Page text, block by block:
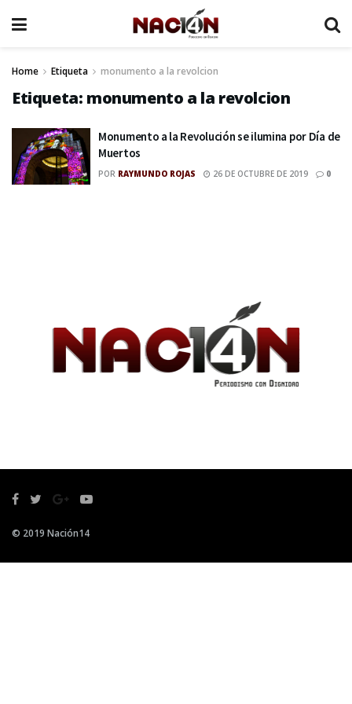
Home Etiqueta monumento a la revolcion
Etiqueta: monumento a la revolcion
Monumento a la Revolución se ilumina por Día de
Muertos
POR RAYMUNDO ROJAS 26 DE OCTUBRE DE 2019 0
© 2019 Nación14